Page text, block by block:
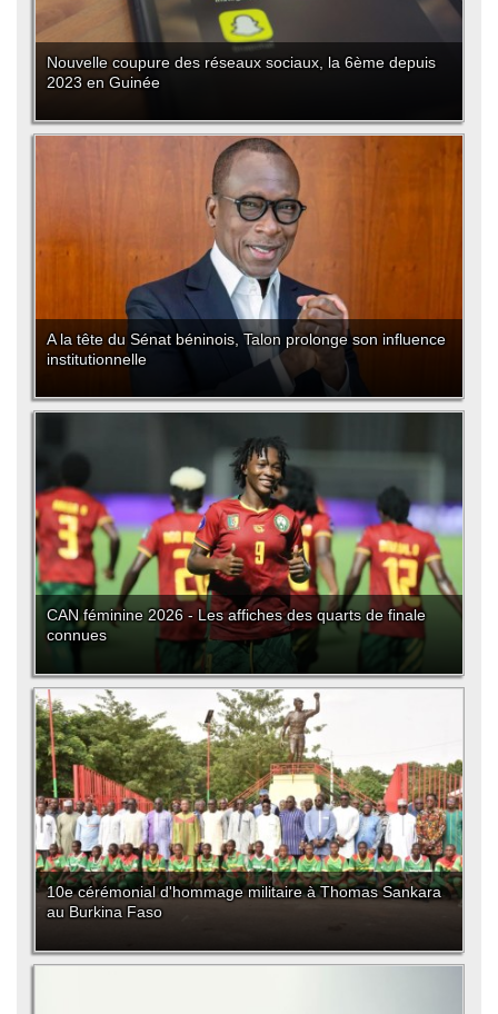
Nouvelle coupure des réseaux sociaux, la 6ème depuis
2023 en Guinée
A la tête du Sénat béninois, Talon prolonge son influence
institutionnelle
CAN féminine 2026 - Les affiches des quarts de finale
connues
10e cérémonial d'hommage militaire à Thomas Sankara
au Burkina Faso